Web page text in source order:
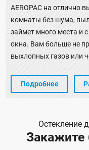
AEROPAC на отлично
комнаты без шума,
займет много места и
окна. Вам больше не
выхлопных газов или
Подробнее
Остекление
Закажите